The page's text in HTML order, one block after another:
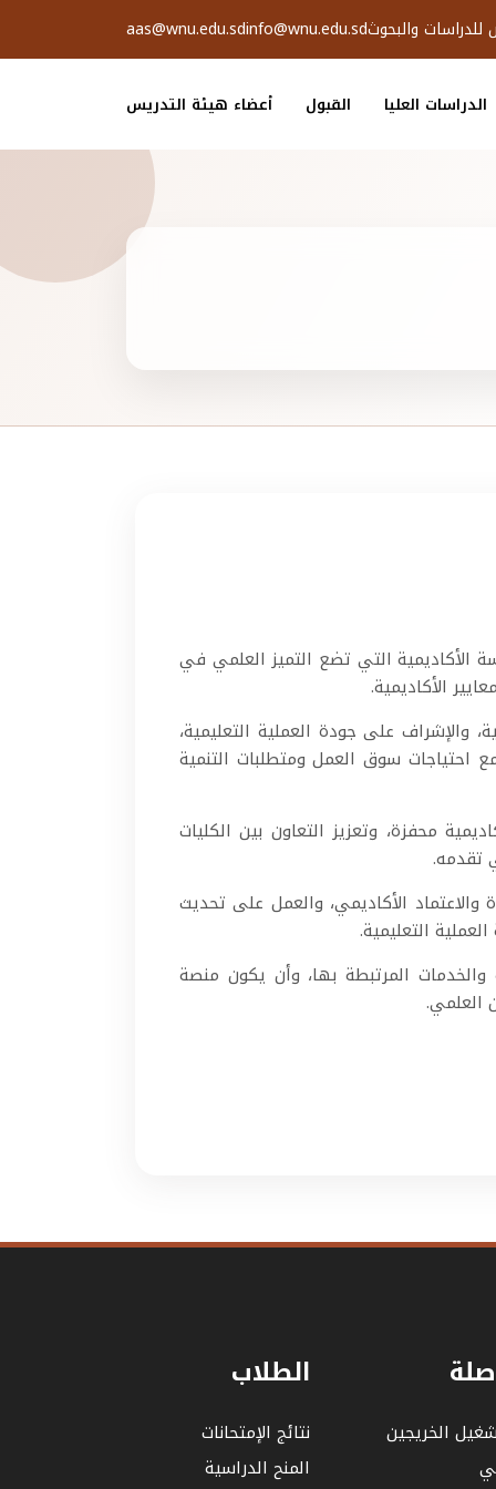
للدراسات والبحوثinfo@wnu.edu.sd
aas@wnu.edu.sd
الدراسات العليا القبول أعضاء هيئة التدريس
الأكاديمية التي تضع التميز العلمي في
الأكاديمية.
والإشراف على جودة العملية التعليمية،
احتياجات سوق العمل ومتطلبات التنمية
محفزة، وتعزيز التعاون بين الكليات
تقدمه.
الأكاديمي، والعمل على تحديث
التعليمية.
المرتبطة بها، وأن يكون منصة
العلمي.
الخريجين
الطلاب
نتائج الإمتحانات
المنح الدراسية